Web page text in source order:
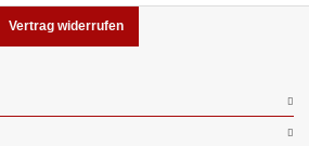
Vertrag widerrufen